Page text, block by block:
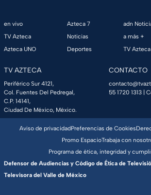
en vivo
TV Azteca
Azteca UNO
Azteca 7
Noticias
Deportes
adn
a más +
TV
TV AZTECA
Periférico Sur 4121,
Col. Fuentes Del Pedregal,
C.P. 14141,
Ciudad De México, México.
CONTACTO
55 1720 1313 |
Aviso de privacidadPreferencias de Cookies
Promo EspacioTrabaja con
Programa de ética, integridad y
Defensor de Audiencias y Código de Ética de
Televisora del Valle de México